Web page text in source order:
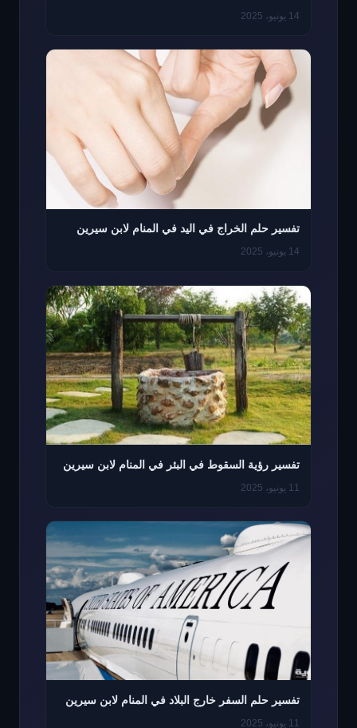
14 يونيو، 2025
تفسير حلم الخراج في اليد في المنام لابن سيرين
14 يونيو، 2025
تفسير رؤية السقوط في البئر في المنام لابن سيرين
11 يونيو، 2025
تفسير حلم السفر خارج البلاد في المنام لابن سيرين
11 يونيو، 2025